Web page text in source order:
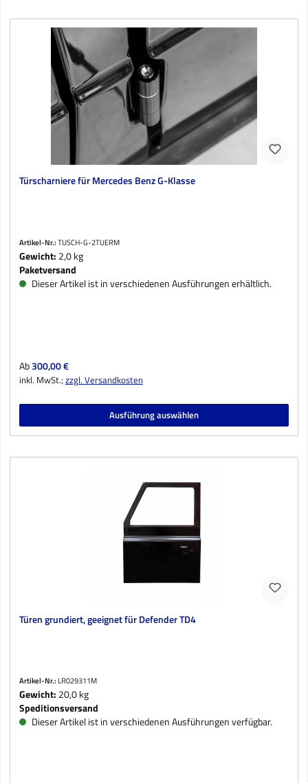
Türscharniere für Mercedes Benz G-Klasse
Artikel-Nr.:TUSCH-G-2TUERM
Gewicht: 2,0 kg
Paketversand
Dieser Artikel ist in verschiedenen Ausführungen erhältlich.
Regulärer Preis:
Ab300,00 €
inkl. MwSt.;zzgl. Versandkosten
Ausführung auswählen
Türen grundiert, geeignet für Defender TD4
Artikel-Nr.: LR029311M
Gewicht: 20,0 kg
Speditionsversand
Dieser Artikel ist in verschiedenen Ausführungen verfügbar.